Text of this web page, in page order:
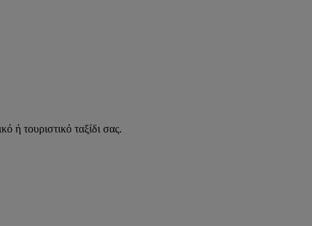
ή τουριστικό ταξίδι σας.